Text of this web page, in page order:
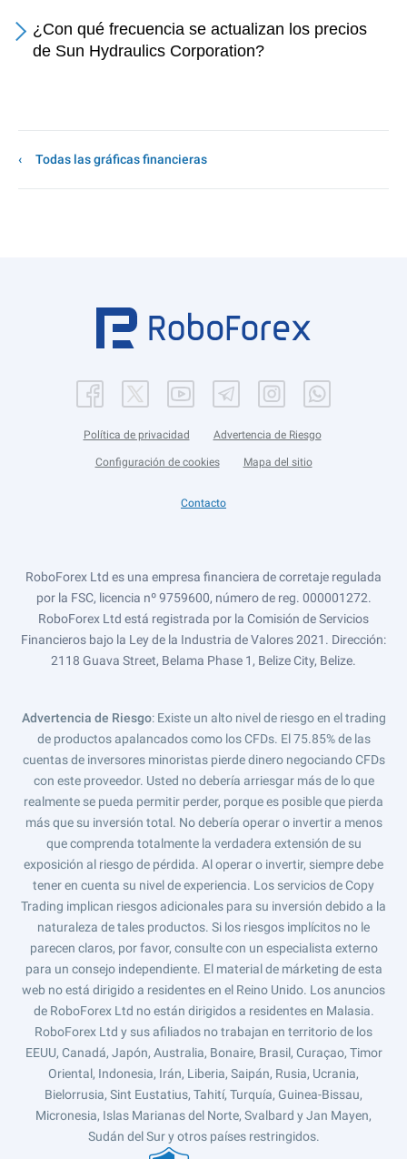
¿Con qué frecuencia se actualizan los precios
de Sun Hydraulics Corporation?
Todas las gráficas financieras
Política de privacidad Advertencia de Riesgo
Configuración de cookies Mapa del sitio
Contacto
RoboForex Ltd es una empresa financiera de corretaje regulada
por la FSC, licencia nº 9759600, número de reg. 000001272.
RoboForex Ltd está registrada por la Comisión de Servicios
Financieros bajo la Ley de la Industria de Valores 2021. Dirección:
2118 Guava Street, Belama Phase 1, Belize City, Belize.
Advertencia de Riesgo: Existe un alto nivel de riesgo en el trading
de productos apalancados como los CFDs. El 75.85% de las
cuentas de inversores minoristas pierde dinero negociando CFDs
con este proveedor. Usted no debería arriesgar más de lo que
realmente se pueda permitir perder, porque es posible que pierda
más que su inversión total. No debería operar o invertir a menos
que comprenda totalmente la verdadera extensión de su
exposición al riesgo de pérdida. Al operar o invertir, siempre debe
tener en cuenta su nivel de experiencia. Los servicios de Copy
Trading implican riesgos adicionales para su inversión debido a la
naturaleza de tales productos. Si los riesgos implícitos no le
parecen claros, por favor, consulte con un especialista externo
para un consejo independiente. El material de márketing de esta
web no está dirigido a residentes en el Reino Unido. Los anuncios
de RoboForex Ltd no están dirigidos a residentes en Malasia.
RoboForex Ltd y sus afiliados no trabajan en territorio de los
EEUU, Canadá, Japón, Australia, Bonaire, Brasil, Curaçao, Timor
Oriental, Indonesia, Irán, Liberia, Saipán, Rusia, Ucrania,
Bielorrusia, Sint Eustatius, Tahití, Turquía, Guinea-Bissau,
Micronesia, Islas Marianas del Norte, Svalbard y Jan Mayen,
Sudán del Sur y otros países restringidos.